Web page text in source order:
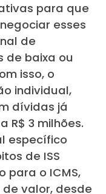
para que
esses
de
de baixa ou
isso, o
individual,
dívidas já
R$ 3 milhões.
específico
de ISS
para o ICMS,
valor, desde